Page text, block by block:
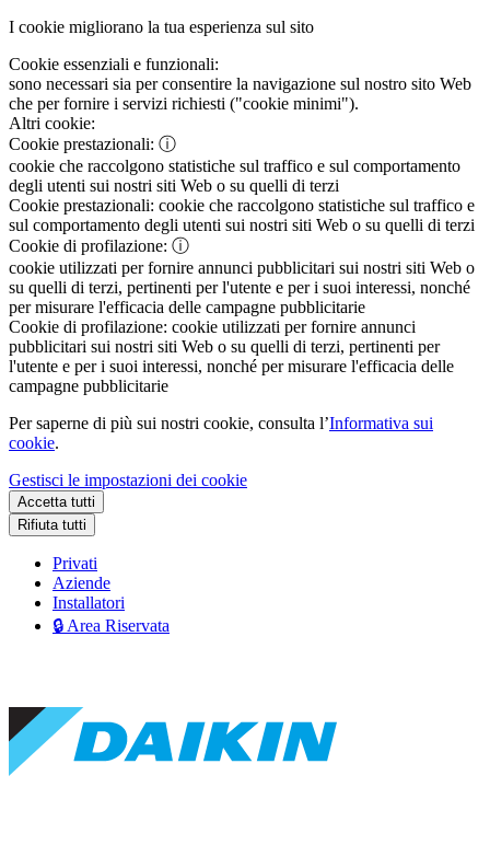
I cookie migliorano la tua esperienza sul sito
Cookie essenziali e funzionali:
sono necessari sia per consentire la navigazione sul nostro sito Web
che per fornire i servizi richiesti ("cookie minimi").
Altri cookie:
Cookie prestazionali: ⓘ
cookie che raccolgono statistiche sul traffico e sul comportamento
degli utenti sui nostri siti Web o su quelli di terzi
Cookie prestazionali: cookie che raccolgono statistiche sul traffico e
sul comportamento degli utenti sui nostri siti Web o su quelli di terzi
Cookie di profilazione: ⓘ
cookie utilizzati per fornire annunci pubblicitari sui nostri siti Web o
su quelli di terzi, pertinenti per l'utente e per i suoi interessi, nonché
per misurare l'efficacia delle campagne pubblicitarie
Cookie di profilazione: cookie utilizzati per fornire annunci
pubblicitari sui nostri siti Web o su quelli di terzi, pertinenti per
l'utente e per i suoi interessi, nonché per misurare l'efficacia delle
campagne pubblicitarie
Per saperne di più sui nostri cookie, consulta l’Informativa sui
cookie.
Gestisci le impostazioni dei cookie
Accetta tutti
Rifiuta tutti
Privati
Aziende
Installatori
🔒 Area Riservata